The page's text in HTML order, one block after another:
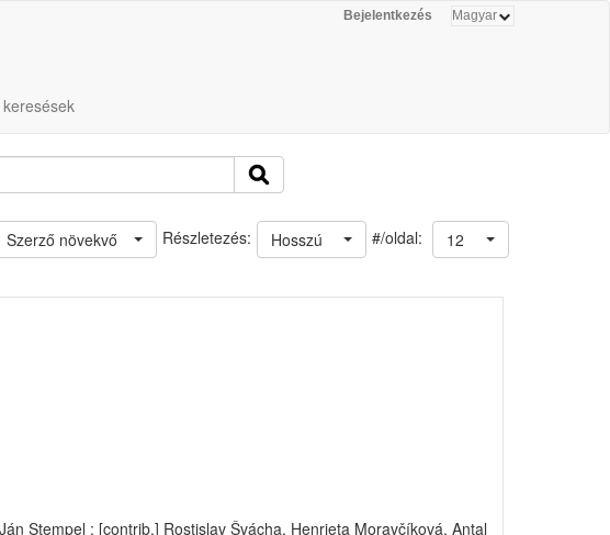
Bejelentkezés
#/oldal: 12
Hosszú
Részletezés:
Szerző növekvő
Stempel ; [contrib.] Rostislav Švácha, Henrieta Moravčíková, Antal